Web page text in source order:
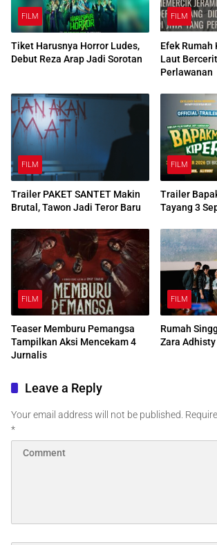
FILM
Tiket Harusnya Horror Ludes,
Debut Reza Arap Jadi Sorotan
FILM
Efek Rumah
Laut
Perlawanan
FILM
Trailer PAKET SANTET Makin
Brutal, Tawon Jadi Teror Baru
FILM
Trailer
Tayang 3
FILM
Teaser Memburu Pemangsa
Tampilkan Aksi Mencekam 4
Jurnalis
FILM
Rumah
Zara
Leave a Reply
Your email address will not be published.
*